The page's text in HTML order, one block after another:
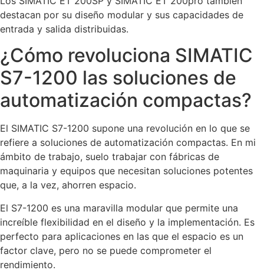
destacan por su diseño modular y sus capacidades de
entrada y salida distribuidas.
¿Cómo revoluciona SIMATIC
S7-1200 las soluciones de
automatización compactas?
El SIMATIC S7-1200 supone una revolución en lo que se
refiere a soluciones de automatización compactas. En mi
ámbito de trabajo, suelo trabajar con fábricas de
maquinaria y equipos que necesitan soluciones potentes
que, a la vez, ahorren espacio.
El S7-1200 es una maravilla modular que permite una
increíble flexibilidad en el diseño y la implementación. Es
perfecto para aplicaciones en las que el espacio es un
factor clave, pero no se puede comprometer el
rendimiento.